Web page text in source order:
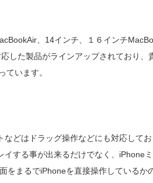
、14インチ、１６インチ
した製品がラインアップされており、
ています。
どはドラッグ操作などにも対応してお
する事が出来るだけでなく、iPhone
をまるでiPhoneを直接操作しているか